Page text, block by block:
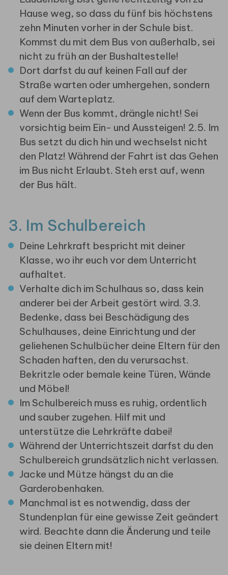
Hause weg, so dass du fünf bis höchstens
zehn Minuten vorher in der Schule bist.
Kommst du mit dem Bus von außerhalb, sei
nicht zu früh an der Bushaltestelle!
Dort darfst du auf keinen Fall auf der
Straße warten oder umhergehen, sondern
auf dem Warteplatz.
Wenn der Bus kommt, drängle nicht! Sei
vorsichtig beim Ein- und Aussteigen! 2.5. Im
Bus setzt du dich hin und wechselst nicht
den Platz! Während der Fahrt ist das Gehen
im Bus nicht Erlaubt. Steh erst auf, wenn
der Bus hält.
3. Im Schulbereich
Deine Lehrkraft bespricht mit deiner
Klasse, wo ihr euch vor dem Unterricht
aufhaltet.
Verhalte dich im Schulhaus so, dass kein
anderer bei der Arbeit gestört wird. 3.3.
Bedenke, dass bei Beschädigung des
Schulhauses, deine Einrichtung und der
geliehenen Schulbücher deine Eltern für den
Schaden haften, den du verursachst.
Bekritzle oder bemale keine Türen, Wände
und Möbel!
Im Schulbereich muss es ruhig, ordentlich
und sauber zugehen. Hilf mit und
unterstütze die Lehrkräfte dabei!
Während der Unterrichtszeit darfst du den
Schulbereich grundsätzlich nicht verlassen.
Jacke und Mütze hängst du an die
Garderobenhaken.
Manchmal ist es notwendig, dass der
Stundenplan für eine gewisse Zeit geändert
wird. Beachte dann die Änderung und teile
sie deinen Eltern mit!